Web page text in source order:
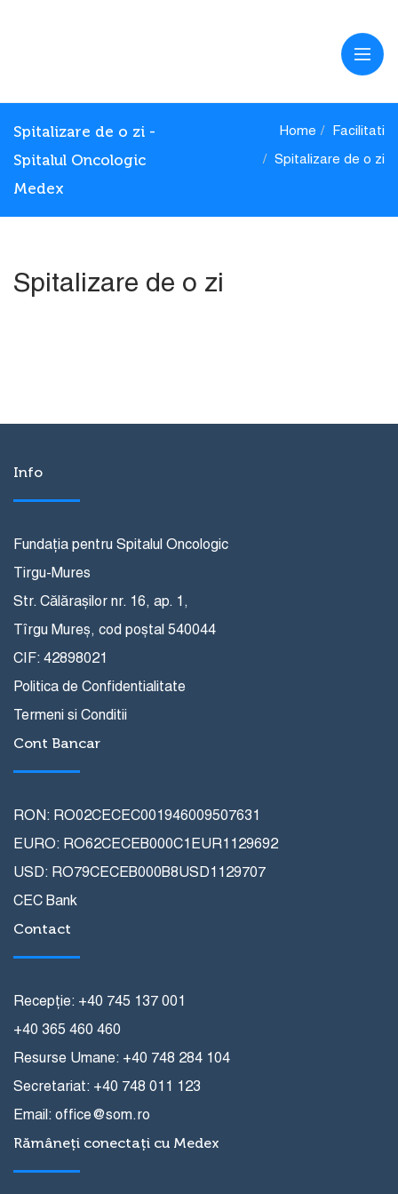
Spitalizare de o zi -
Spitalul Oncologic
Medex
Home Facilitati
Spitalizare de o zi
Spitalizare de o zi
0
Info
Fundația pentru Spitalul Oncologic
Tirgu-Mures
Str. Călărașilor nr. 16, ap. 1,
Tîrgu Mureș, cod poștal 540044
CIF: 42898021
Politica de Confidentialitate
Termeni si Conditii
Cont Bancar
RON: RO02CECEC001946009507631
EURO: RO62CECEB000C1EUR1129692
USD: RO79CECEB000B8USD1129707
CEC Bank
Contact
Recepție: +40 745 137 001
+40 365 460 460
Resurse Umane: +40 748 284 104
Secretariat: +40 748 011 123
Email: office@som.ro
Rămâneți conectați cu Medex